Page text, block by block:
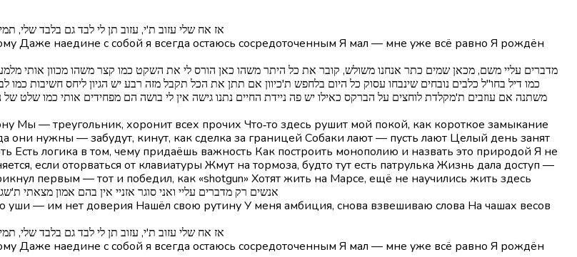
[פזמון: אודימן] אז אח שלי עזוב ת'י, עזוב תן לי לבד גם
Даже наедине с собой я всегда остаюсь сосредоточенным Я мал — мне уже всё равно Я рождён
כמו דיל בחו"ל כלבים נובחים שינבחו עסוק כל היום בלחפש ת'כיוון אם תתן את הכל תקבל מזה רבע יש הגיון ליחס חשיבות
משתנה אם עוזבים ת'מקלדת לוחצים על הברקס כאילו יש פה ניידת החיים נתנו גישה אין לי בושה הם מפחידים אותי כמו שלט
Мы — треугольник, хоронит всех прочих Что‑то здесь рушит мой покой, как короткое замыкание
они нужны — забудут, кинут, как сделка за границей Собаки лают — пусть лают Целый день занят
Есть логика в том, чему придаёшь важность Как построить монополию и назвать это природой Я не
если оторваться от клавиатуры Жмут на тормоза, будто тут есть патрулька Жизнь дала доступ —
первым — тот и победил, как «shotgun» Хотят жить на Марсе, ещё не научились жить здесь
[טרום-פזמון: אודימן] אנשים רק מדברים עליי ואני סוגר אזניי אין בהם
— им нет доверия Нашёл свою рутину У меня амбиция, снова взвешиваю слова На чашах весов
[פזמון: אודימן] אז אח שלי עזוב ת'י, עזוב תן לי לבד גם
Даже наедине с собой я всегда остаюсь сосредоточенным Я мал — мне уже всё равно Я рождён